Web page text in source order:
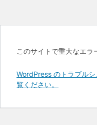
このサイトで重大なエラ
WordPress のトラブル
覧ください。